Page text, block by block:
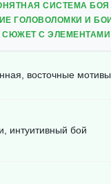
СИСТЕМА
ГОЛОВОЛОМКИ И
С
восточные мотивы
интуитивный бой